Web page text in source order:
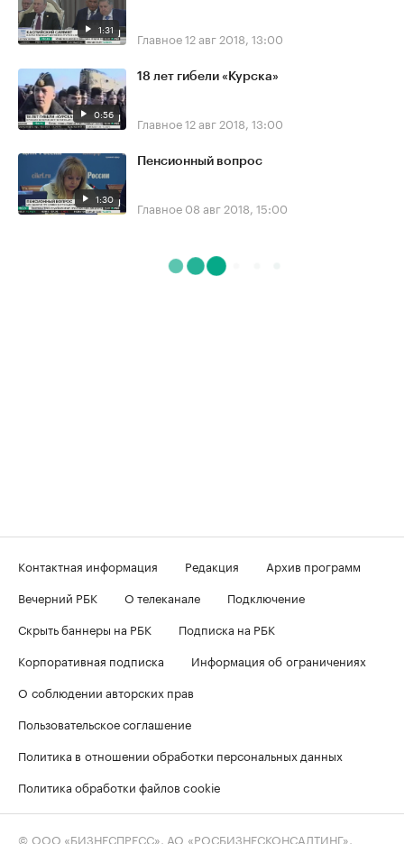
1:31 Главное12 авг 2018, 13:00
0:56
18 лет гибели «Курска»
Главное12 авг 2018, 13:00
1:30
Пенсионный вопрос
Главное 08 авг 2018, 15:00
Контактная информация Редакция
Архив программ
Вечерний РБК
О телеканале
Подключение
Скрыть баннеры на РБК
Подписка на РБК
Корпоративная подписка
Информация об ограничениях
О соблюдении авторских прав
Пользовательское соглашение
Политика в отношении обработки персональных данных
Политика обработки файлов cookie
© ООО «БИЗНЕСПРЕСС», АО «РОСБИЗНЕСКОНСАЛТИНГ»,